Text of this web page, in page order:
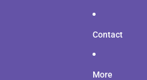
Contact
More